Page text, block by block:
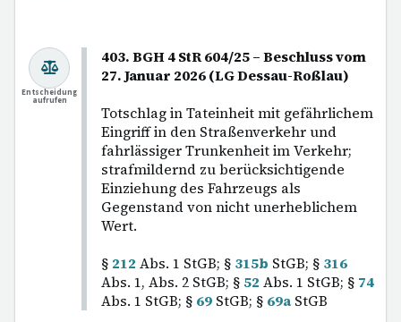
403. BGH 4 StR 604/25 – Beschluss vom
27. Januar 2026 (LG Dessau-Roßlau)
Totschlag in Tateinheit mit gefährlichem
Eingriff in den Straßenverkehr und
fahrlässiger Trunkenheit im Verkehr;
strafmildernd zu berücksichtigende
Einziehung des Fahrzeugs als
Gegenstand von nicht unerheblichem
Wert.
§ 212 Abs. 1 StGB; § 315b StGB; § 316
Abs. 1, Abs. 2 StGB; § 52 Abs. 1 StGB; § 74
Abs. 1 StGB; § 69 StGB; § 69a StGB
Entscheidung
aufrufen